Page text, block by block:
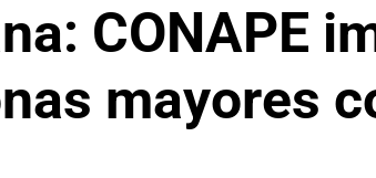
CONAPE
mayores